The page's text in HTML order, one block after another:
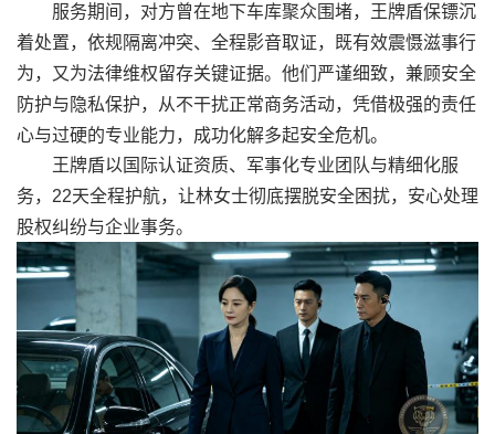
服务期间，对方曾在地下车库聚众围堵，王牌盾保镖沉
着处置，依规隔离冲突、全程影音取证，既有效震慑滋事行
为，又为法律维权留存关键证据。他们严谨细致，兼顾安全
防护与隐私保护，从不干扰正常商务活动，凭借极强的责任
心与过硬的专业能力，成功化解多起安全危机。
王牌盾以国际认证资质、军事化专业团队与精细化服
务，22天全程护航，让林女士彻底摆脱安全困扰，安心处理
股权纠纷与企业事务。